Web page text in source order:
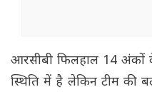
आरसीबी फिलहाल 14
स्थिति में है लेकिन टीम की